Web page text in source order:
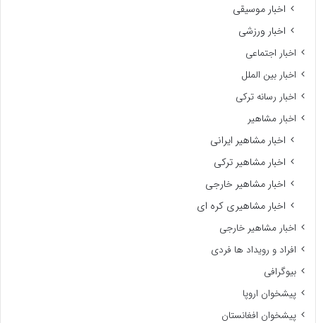
اخبار موسیقی
اخبار ورزشی
اخبار اجتماعی
اخبار بین الملل
اخبار رسانه ترکی
اخبار مشاهیر
اخبار مشاهیر ایرانی
اخبار مشاهیر ترکی
اخبار مشاهیر خارجی
اخبار مشاهیری کره ای
اخبار مشاهیر خارجی
افراد و رویداد ها فردی
بیوگرافی
پیشخوان اروپا
پیشخوان افغانستان